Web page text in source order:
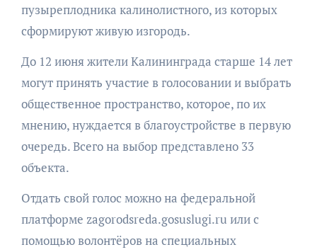
пузыреплодника калинолистного, из которых
сформируют живую изгородь.
До 12 июня жители Калининграда старше 14 лет
могут принять участие в голосовании и выбрать
общественное пространство, которое, по их
мнению, нуждается в благоустройстве в первую
очередь. Всего на выбор представлено 33
объекта.
Отдать свой голос можно на федеральной
платформе zagorodsreda.gosuslugi.ru или с
помощью волонтёров на специальных